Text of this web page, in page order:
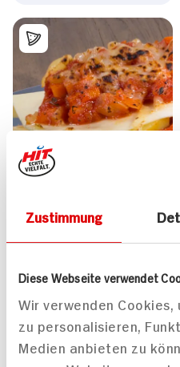
Zustimmung
Diese Webseite verwendet
Wir verwenden
zu personalisieren,
Medien anbieten zu
Vegetarische Lasagne
55 min
628 kcal p. Portion